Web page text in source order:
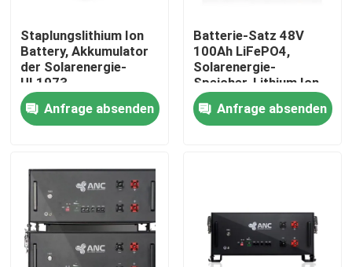
Nachrichten
Alle Fälle
Batteriespeichersysteme für Privathaushalte
Kommerzielle Batteriespeichersysteme
Staplungslithium Ion
Battery, Akkumulator
der Solarenergie-
UL1973
Anfrage absenden
Batterie-Satz 48V
100Ah LiFePO4,
Solarenergie-
Speicher-Lithium Ion
Battery
Anfrage absenden